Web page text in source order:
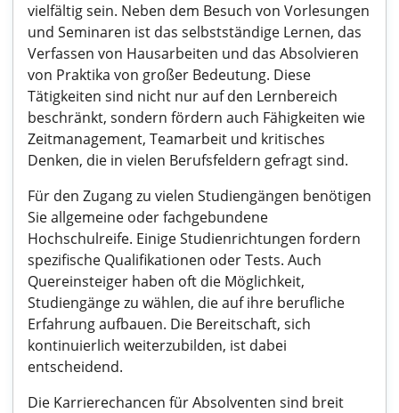
vielfältig sein. Neben dem Besuch von Vorlesungen
und Seminaren ist das selbstständige Lernen, das
Verfassen von Hausarbeiten und das Absolvieren
von Praktika von großer Bedeutung. Diese
Tätigkeiten sind nicht nur auf den Lernbereich
beschränkt, sondern fördern auch Fähigkeiten wie
Zeitmanagement, Teamarbeit und kritisches
Denken, die in vielen Berufsfeldern gefragt sind.
Für den Zugang zu vielen Studiengängen benötigen
Sie allgemeine oder fachgebundene
Hochschulreife. Einige Studienrichtungen fordern
spezifische Qualifikationen oder Tests. Auch
Quereinsteiger haben oft die Möglichkeit,
Studiengänge zu wählen, die auf ihre berufliche
Erfahrung aufbauen. Die Bereitschaft, sich
kontinuierlich weiterzubilden, ist dabei
entscheidend.
Die Karrierechancen für Absolventen sind breit